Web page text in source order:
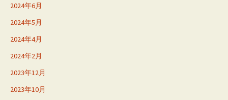
2024年6月
2024年5月
2024年4月
2024年2月
2023年12月
2023年10月